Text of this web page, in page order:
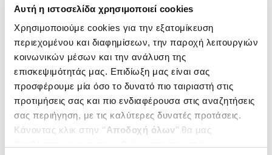
Αυτή η ιστοσελίδα χρησιμοποιεί cookies
Χρησιμοποιούμε cookies για την εξατομίκευση
περιεχομένου και διαφημίσεων, την παροχή λειτουργιών
κοινωνικών μέσων και την ανάλυση της
επισκεψιμότητάς μας. Επιδίωξη μας είναι σας
προσφέρουμε μία όσο το δυνατό πιο ταιριαστή στις
προτιμήσεις σας και πιο ενδιαφέρουσα στις αναζητήσεις
σας περιήγηση, με τις καλύτερες δυνατές προτάσεις.
Κάνοντας κλικ στην ‘’Αποδοχή όλων’’ θα μας